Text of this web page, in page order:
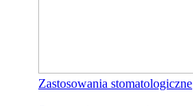
Zastosowania stomatologiczne